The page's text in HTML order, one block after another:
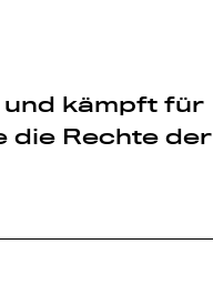
und kämpft für
die Rechte der